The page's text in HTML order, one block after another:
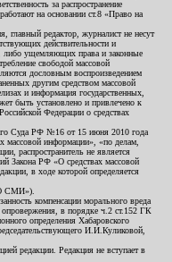
за распространение
на основании ст.8 «Право на
редактор, журналист не несут
действительности и
либо ущемляющих права и законные
свободой массовой
дословным воспроизведением
другим средством массовой
и информация государственных,
быть установлено и привлечено к
Федерации о средствах
Суда РФ №16 от 15 июня 2010 года
массовой информации», «по делам,
распространитель не является
Закона РФ «О средствах массовой
в ходе которой определяется
СМИ»).
компенсации морального вреда
в порядке ч.2 ст.152 ГК
определения Хабаровского
И.И.Куликовой,
редакции. Редакция не вступает в